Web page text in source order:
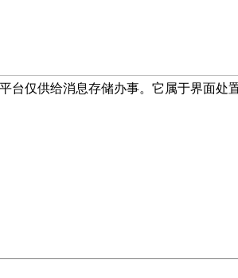
台仅供给消息存储办事。它属于界面处